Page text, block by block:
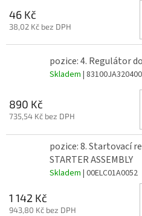
46 Kč
38,02 Kč bez DPH
pozice: 4. Regulátor
Skladem | 83100JA320400
890 Kč
735,54 Kč bez DPH
pozice: 8. Startovací
STARTER ASSEMBLY
Skladem | 00ELC01A0052
1 142 Kč
943,80 Kč bez DPH